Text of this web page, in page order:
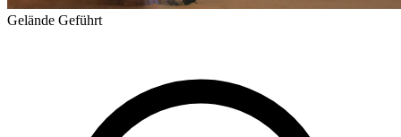
Gelände Geführt